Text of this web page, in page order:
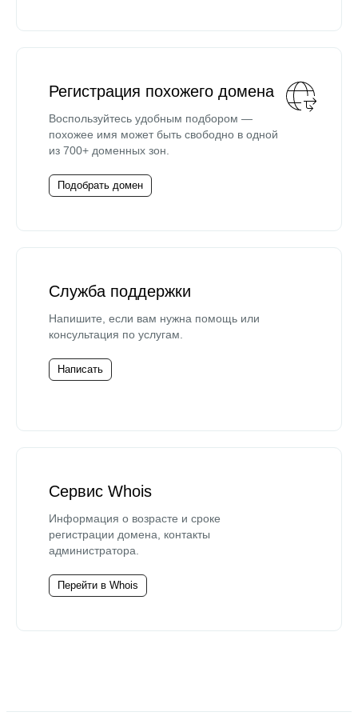
Регистрация похожего домена
Воспользуйтесь удобным подбором —
похожее имя может быть свободно в одной
из 700+ доменных зон.
Подобрать домен
Служба поддержки
Напишите, если вам нужна помощь или
консультация по услугам.
Написать
Сервис Whois
Информация о возрасте и сроке
регистрации домена, контакты
администратора.
Перейти в Whois